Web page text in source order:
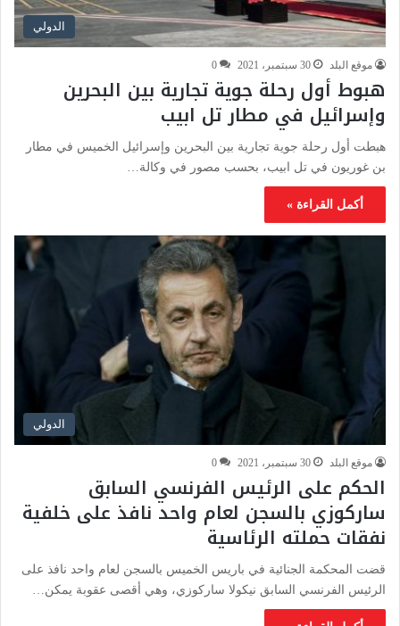
الدولي
موقع البلد 30 سبتمبر، 2021 0
هبوط أول رحلة جوية تجارية بين البحرين
وإسرائيل في مطار تل ابيب
هبطت أول رحلة جوية تجارية بين البحرين وإسرائيل الخميس في مطار
بن غوريون في تل ابيب، بحسب مصور في وكالة…
أكمل القراءة »
الدولي
موقع البلد 30 سبتمبر، 2021 0
الحكم على الرئيس الفرنسي السابق
ساركوزي بالسجن لعام واحد نافذ على خلفية
نفقات حملته الرئاسية
قضت المحكمة الجنائية في باريس الخميس بالسجن لعام واحد نافذ على
الرئيس الفرنسي السابق نيكولا ساركوزي، وهي أقصى عقوبة يمكن…